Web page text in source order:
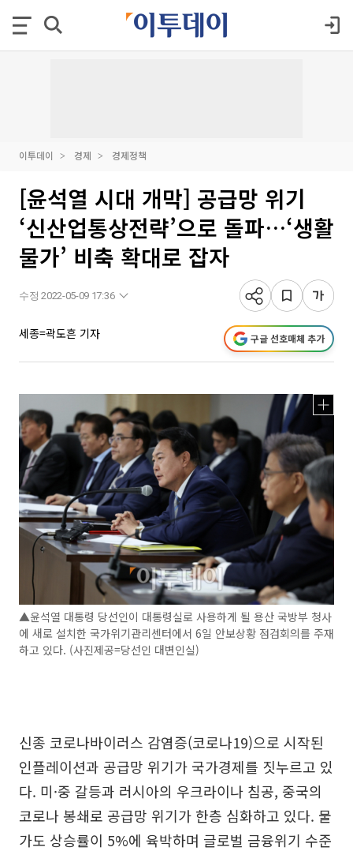
이투데이 경제 경제정책
[윤석열 시대 개막] 공급망 위기
‘신산업통상전략’으로 돌파…‘생활
물가’ 비축 확대로 잡자
수정 2022-05-09 17:36
세종=곽도흔 기자 구글 선호매체 추가
▲윤석열 대통령 당선인이 대통령실로 사용하게 될 용산 국방부 청사
에 새로 설치한 국가위기관리센터에서 6일 안보상황 점검회의를 주재
하고 있다. (사진제공=당선인 대변인실)
신종 코로나바이러스 감염증(코로나19)으로 시작된
인플레이션과 공급망 위기가 국가경제를 짓누르고 있
다. 미·중 갈등과 러시아의 우크라이나 침공, 중국의
코로나 봉쇄로 공급망 위기가 한층 심화하고 있다. 물
가도 상승률이 5%에 육박하며 글로벌 금융위기 수준